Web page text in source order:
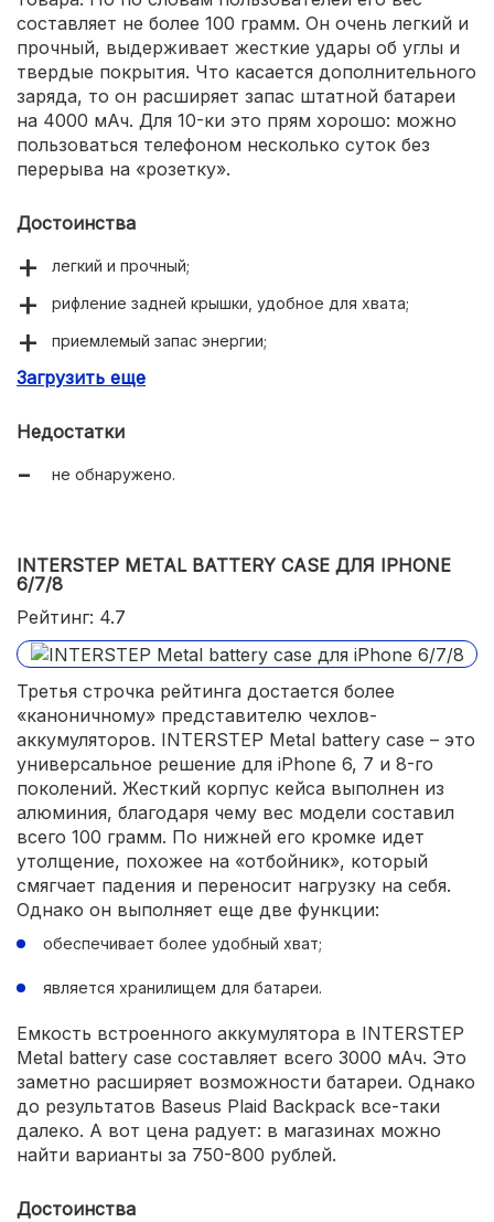
составляет не более 100 грамм. Он очень легкий и
прочный, выдерживает жесткие удары об углы и
твердые покрытия. Что касается дополнительного
заряда, то он расширяет запас штатной батареи
на 4000 мАч. Для 10-ки это прям хорошо: можно
пользоваться телефоном несколько суток без
перерыва на «розетку».
Достоинства
легкий и прочный;
рифление задней крышки, удобное для хвата;
приемлемый запас энергии;
несколько цветовых вариаций (черная и белая),
Загрузить еще
Недостатки
не обнаружено.
INTERSTEP METAL BATTERY CASE ДЛЯ IPHONE
6/7/8
Рейтинг: 4.7
Третья строчка рейтинга достается более
«каноничному» представителю чехлов-
аккумуляторов. INTERSTEP Metal battery case – это
универсальное решение для iPhone 6, 7 и 8-го
поколений. Жесткий корпус кейса выполнен из
алюминия, благодаря чему вес модели составил
всего 100 грамм. По нижней его кромке идет
утолщение, похожее на «отбойник», который
смягчает падения и переносит нагрузку на себя.
Однако он выполняет еще две функции:
обеспечивает более удобный хват;
является хранилищем для батареи.
Емкость встроенного аккумулятора в INTERSTEP
Metal battery case составляет всего 3000 мАч. Это
заметно расширяет возможности батареи. Однако
до результатов Baseus Plaid Backpack все-таки
далеко. А вот цена радует: в магазинах можно
найти варианты за 750-800 рублей.
Достоинства